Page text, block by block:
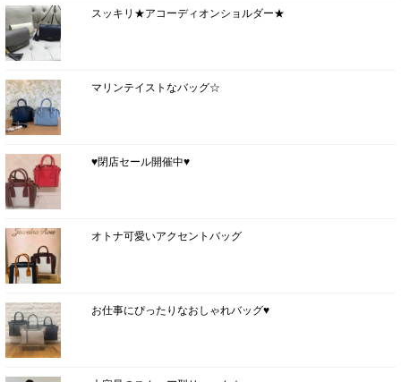
スッキリ★アコーディオンショルダー★
マリンテイストなバッグ☆
♥閉店セール開催中♥
オトナ可愛いアクセントバッグ
お仕事にぴったりなおしゃれバッグ♥